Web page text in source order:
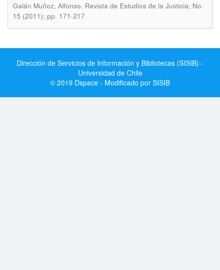
Galán Muñoz, Alfonso. Revista de Estudios de la Justicia; No.
15 (2011); pp. 171-217
Dirección de Servicios de Información y Bibliotecas (SISIB) -
Universidad de Chile
© 2019 Dspace - Modificado por SISIB